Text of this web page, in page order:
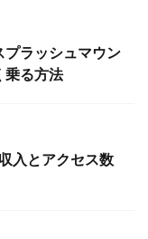
プラッシュマウン
乗る方法
入とアクセス数